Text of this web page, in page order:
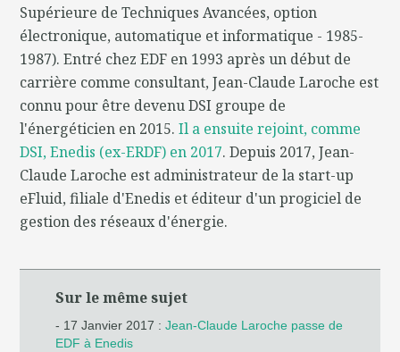
Supérieure de Techniques Avancées, option
électronique, automatique et informatique - 1985-
1987). Entré chez EDF en 1993 après un début de
carrière comme consultant, Jean-Claude Laroche est
connu pour être devenu DSI groupe de
l'énergéticien en 2015.Il a ensuite rejoint, comme
DSI, Enedis (ex-ERDF) en 2017. Depuis 2017, Jean-
Claude Laroche est administrateur de la start-up
eFluid, filiale d'Enedis et éditeur d'un progiciel de
gestion des réseaux d'énergie.
Sur le même sujet
- 17 Janvier 2017 :Jean-Claude Laroche passe de
EDF à Enedis